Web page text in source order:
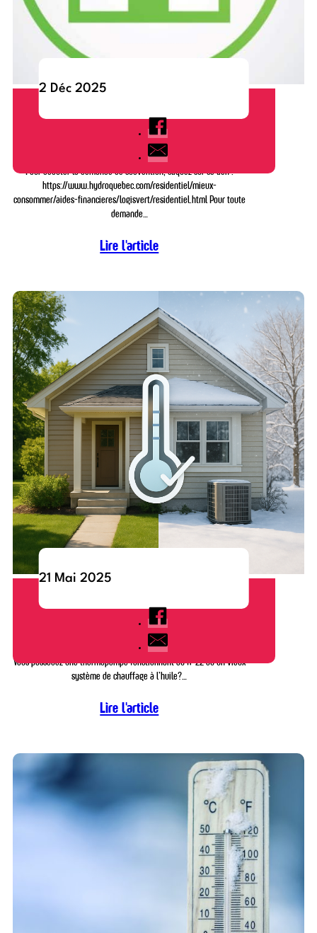
2 Déc 2025
Comment remplir votre demande d’aide financière
LogisVert.
Pour débuter la demande de subvention, cliquez sur ce lien :
https://www.hydroquebec.com/residentiel/mieux-
consommer/aides-financieres/logisvert/residentiel.html Pour toute
demande…
Lire l'article
21 Mai 2025
Pourquoi remplacer votre thermopompe au R-22
ou à l’huile : un choix intelligent et économique
Vous possédez une thermopompe fonctionnant au R-22 ou un vieux
système de chauffage à l’huile?…
Lire l'article